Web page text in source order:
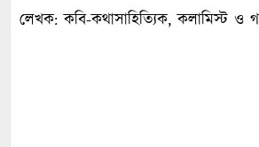
লেখক: কবি-কথাসাহিত্যিক, কলামিস্ট ও